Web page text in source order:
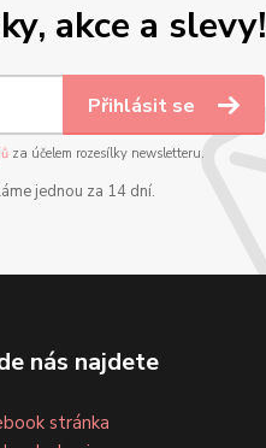
akce a slevy!
Přihlásit se
za účelem rozesílky newsletteru.
jednou za 14 dní.
nás najdete
stránka